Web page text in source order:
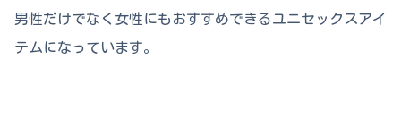
男性だけでなく女性にもおすすめできるユニセックスアイ
テムになっています。